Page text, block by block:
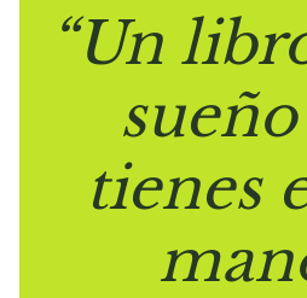
“Un
tienes